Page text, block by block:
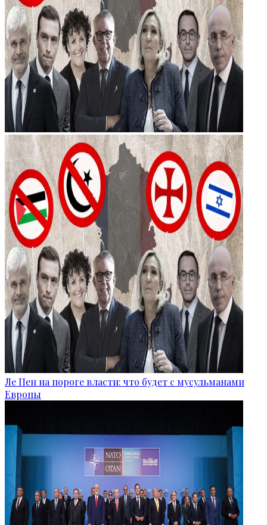
Ле Пен на пороге власти: что будет с мусульманами
Европы